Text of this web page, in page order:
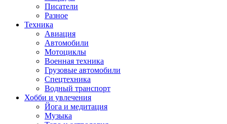
Писатели
Разное
Техника
Авиация
Автомобили
Мотоциклы
Военная техника
Грузовые автомобили
Спецтехника
Водный транспорт
Хобби и увлечения
Йога и медитация
Музыка